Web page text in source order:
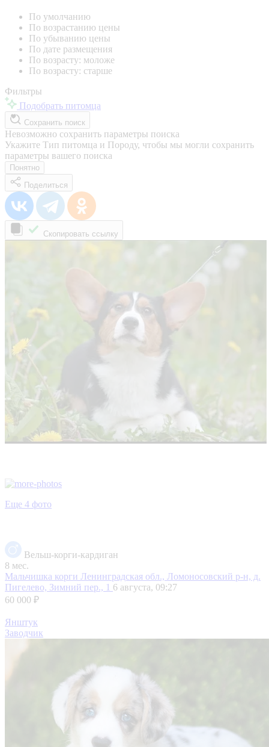
По умолчанию
По возрастанию цены
По убыванию цены
По дате размещения
По возрасту: моложе
По возрасту: старше
Фильтры
Подобрать питомца
Сохранить поиск
Невозможно сохранить параметры поиска
Укажите Тип питомца и Породу, чтобы мы могли сохранить
параметры вашего поиска
Понятно
Поделиться
Скопировать ссылку
Еще 4 фото
Вельш-корги-кардиган
8 мес.
Мальчишка корги Ленинградская обл., Ломоносовский р-н, д.
Пигелево, Зимний пер., 1 6 августа, 09:27
60 000 ₽
Янштук
Заводчик